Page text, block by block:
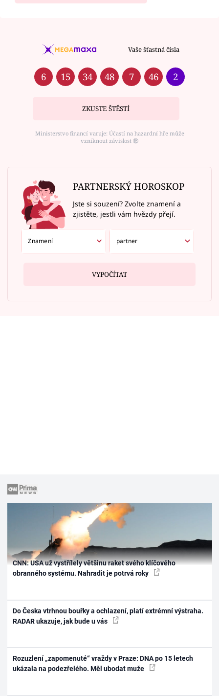
Vaše šťastná čísla
6 15 34 48 7 46 2
ZKUSTE ŠTĚSTÍ
Ministerstvo financí varuje: Účastí na hazardní hře může
vzniknout závislost ⑱
PARTNERSKÝ HOROSKOP
Jste si souzení? Zvolte znamení a
zjistěte, jestli vám hvězdy přejí.
VYPOČÍTAT
CNN: USA už vystřílely většinu raket svého klíčového
obranného systému. Nahradit je potrvá roky
Do Česka vtrhnou bouřky a ochlazení, platí extrémní výstraha.
RADAR ukazuje, jak bude u vás
Rozuzlení „zapomenuté“ vraždy v Praze: DNA po 15 letech
ukázala na podezřelého. Měl ubodat muže